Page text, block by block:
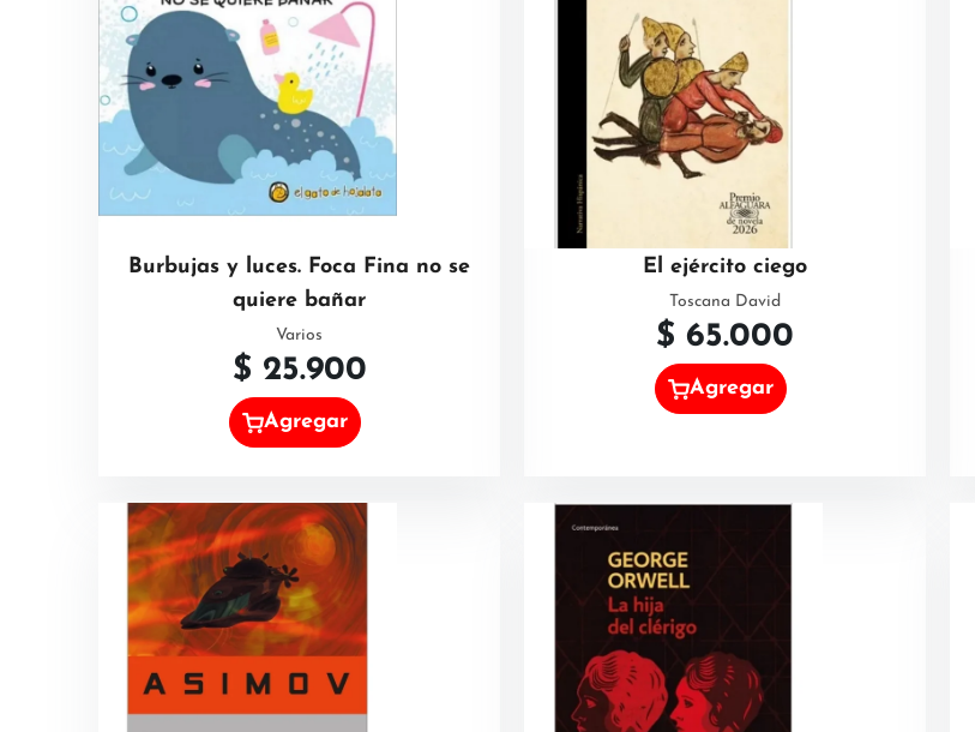
Burbujas y luces. Foca Fina no se
quiere bañar
Varios
$ 25.900
Agregar
El ejército ciego
Toscana David
$ 65.000
Agregar